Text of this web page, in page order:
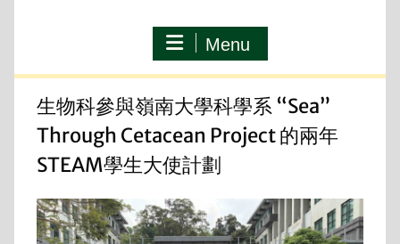
Menu
生物科參與嶺南大學科學系 “Sea”
Through Cetacean Project 的兩年
STEAM學生大使計劃